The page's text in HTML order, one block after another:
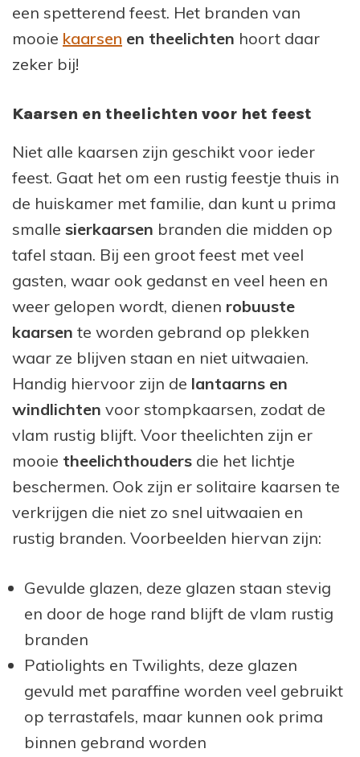
een spetterend feest. Het branden van
mooie kaarsen en theelichten hoort daar
zeker bij!
Kaarsen en theelichten voor het feest
Niet alle kaarsen zijn geschikt voor ieder
feest. Gaat het om een rustig feestje thuis in
de huiskamer met familie, dan kunt u prima
smalle sierkaarsen branden die midden op
tafel staan. Bij een groot feest met veel
gasten, waar ook gedanst en veel heen en
weer gelopen wordt, dienen robuuste
kaarsen te worden gebrand op plekken
waar ze blijven staan en niet uitwaaien.
Handig hiervoor zijn de lantaarns en
windlichten voor stompkaarsen, zodat de
vlam rustig blijft. Voor theelichten zijn er
mooie theelichthouders die het lichtje
beschermen. Ook zijn er solitaire kaarsen te
verkrijgen die niet zo snel uitwaaien en
rustig branden. Voorbeelden hiervan zijn:
Gevulde glazen, deze glazen staan stevig
en door de hoge rand blijft de vlam rustig
branden
Patiolights en Twilights, deze glazen
gevuld met paraffine worden veel gebruikt
op terrastafels, maar kunnen ook prima
binnen gebrand worden